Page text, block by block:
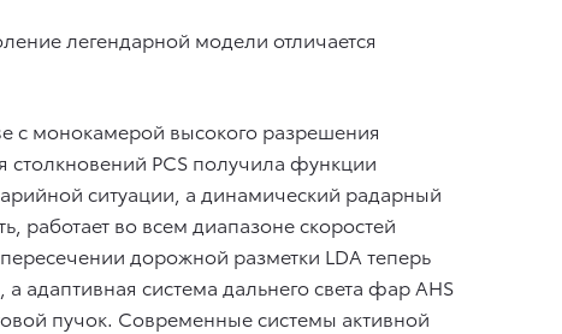
легендарной модели отличается
с монокамерой высокого разрешения
PCS получила функции
ситуации, а динамический радарный
работает во всем диапазоне скоростей
дорожной разметки LDA теперь
адаптивная система дальнего света фар AHS
пучок. Современные системы активной